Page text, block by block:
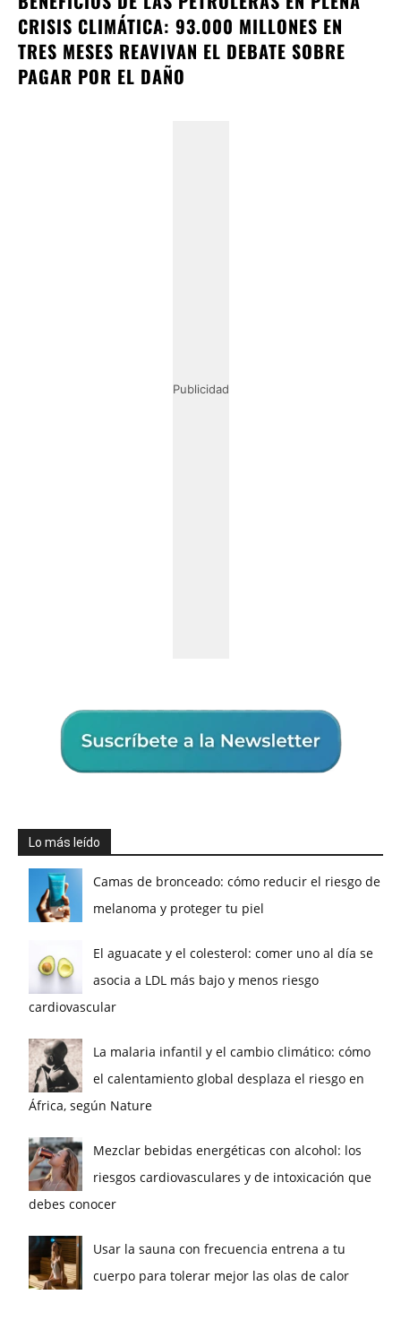
CRISIS CLIMÁTICA: 93.000 MILLONES EN
TRES MESES REAVIVAN EL DEBATE SOBRE
PAGAR POR EL DAÑO
Publicidad
Lo más leído
Camas de bronceado: cómo reducir el riesgo de
melanoma y proteger tu piel
El aguacate y el colesterol: comer uno al día se
asocia a LDL más bajo y menos riesgo
cardiovascular
La malaria infantil y el cambio climático: cómo
el calentamiento global desplaza el riesgo en
África, según Nature
Mezclar bebidas energéticas con alcohol: los
riesgos cardiovasculares y de intoxicación que
debes conocer
Usar la sauna con frecuencia entrena a tu
cuerpo para tolerar mejor las olas de calor